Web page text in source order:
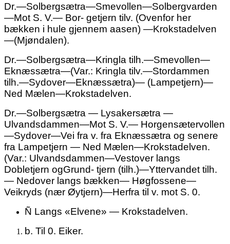
Dr.—Solbergsætra—Smevollen—Solbergvarden
—Mot S. V.— Bor- getjern tilv. (Ovenfor her
bækken i hule gjennem aasen) —Krokstadelven
—(Mjøndalen).
Dr.—Solbergsætra—Kringla tilh.—Smevollen—
Eknæssætra—(Var.: Kringla tilv.—Stordammen
tilh.—Sydover—Eknæssætra)— (Lampetjern)—
Ned Mælen—Krokstadelven.
Dr.—Solbergsætra — Lysakersætra —
Ulvandsdammen—Mot S. V.— Horgensætervollen
—Sydover—Vei fra v. fra Eknæssætra og senere
fra Lampetjern — Ned Mælen—Krokstadelven.
(Var.: Ulvandsdammen—Vestover langs
Dobletjern ogGrund- tjern (tilh.)—Yttervandet tilh.
— Nedover langs bækken— Høgfossene—
Veikryds (nær Øytjern)—Herfra til v. mot S. 0.
Ñ Langs «Elvene» — Krokstadelven.
b. Til 0. Eiker.